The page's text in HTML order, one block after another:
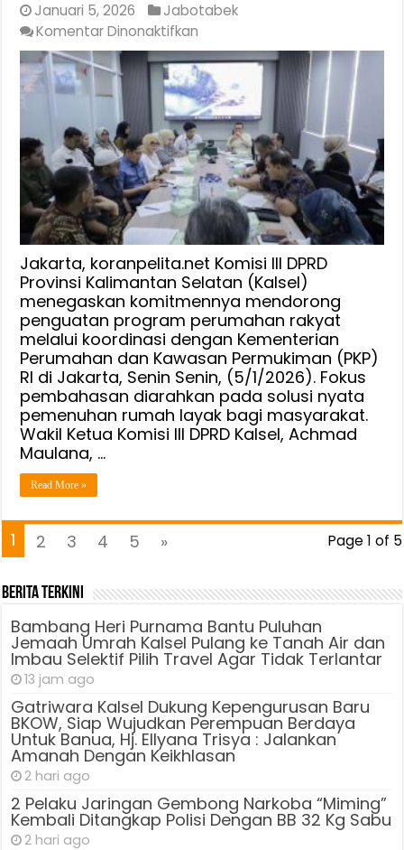
Januari 5, 2026
Jabotabek
Komentar Dinonaktifkan
Dorong
Penguatan
Program
Perumahan
Rakyat,
Komisi
III
DPRD
Kalsel
Konsul
Ke
Kemen
PKP
RI
Jakarta, koranpelita.net Komisi III DPRD
Provinsi Kalimantan Selatan (Kalsel)
menegaskan komitmennya mendorong
penguatan program perumahan rakyat
melalui koordinasi dengan Kementerian
Perumahan dan Kawasan Permukiman (PKP)
RI di Jakarta, Senin Senin, (5/1/2026). Fokus
pembahasan diarahkan pada solusi nyata
pemenuhan rumah layak bagi masyarakat.
Wakil Ketua Komisi III DPRD Kalsel, Achmad
Maulana, …
Read More »
Page 1 of 5
1 2 3 4 5 »
Berita Terkini
Bambang Heri Purnama Bantu Puluhan
Jemaah Umrah Kalsel Pulang ke Tanah Air dan
Imbau Selektif Pilih Travel Agar Tidak Terlantar
13 jam ago
Gatriwara Kalsel Dukung Kepengurusan Baru
BKOW, Siap Wujudkan Perempuan Berdaya
Untuk Banua, Hj. Ellyana Trisya : Jalankan
Amanah Dengan Keikhlasan
2 hari ago
2 Pelaku Jaringan Gembong Narkoba “Miming”
Kembali Ditangkap Polisi Dengan BB 32 Kg Sabu
2 hari ago